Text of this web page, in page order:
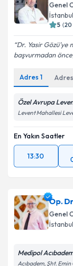
Genel
İstanbul
5 (20
Dr. Yasir Gözü'ye
başvurmadan
Adres 1 Adres
Özel Avrupa
Levent Mahallesi
En Yakın Saatler
13:30
Op.
Genel
İstanbul
Medipol
Acıbadem, Şht. Emin